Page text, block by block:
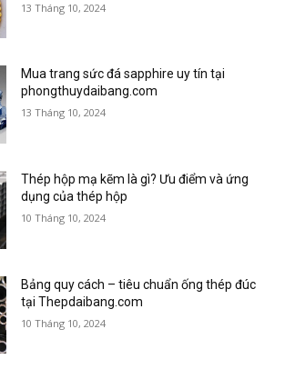
13 Tháng 10, 2024
Mua trang sức đá sapphire uy tín tại
phongthuydaibang.com
13 Tháng 10, 2024
Thép hộp mạ kẽm là gì? Ưu điểm và ứng
dụng của thép hộp
10 Tháng 10, 2024
Bảng quy cách – tiêu chuẩn ống thép đúc
tại Thepdaibang.com
10 Tháng 10, 2024